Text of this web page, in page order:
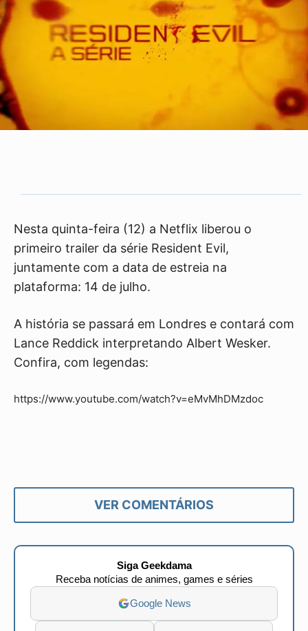
Nesta quinta-feira (12) a Netflix liberou o
primeiro trailer da série Resident Evil,
juntamente com a data de estreia na
plataforma: 14 de julho.
A história se passará em Londres e contará com
Lance Reddick interpretando Albert Wesker.
Confira, com legendas:
https://www.youtube.com/watch?v=eMvMhDMzdoc
VER COMENTÁRIOS
Siga Geekdama
Receba notícias de animes, games e séries
Google News